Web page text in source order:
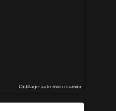
Outillage auto moco camion